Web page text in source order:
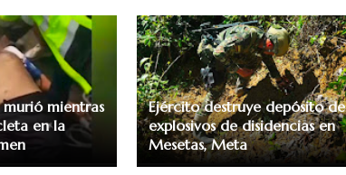
mientras
en la
Ejército destruye depósito de
explosivos de disidencias en
Mesetas, Meta